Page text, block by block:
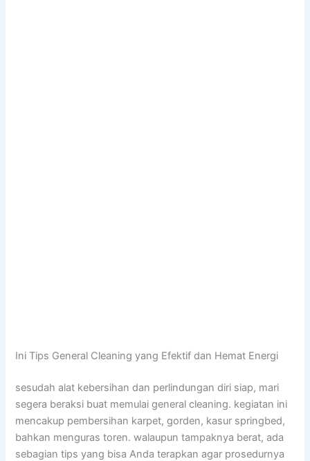
Ini Tips General Cleaning yang Efektif dan Hemat Energi
sesudah alat kebersihan dan perlindungan diri siap, mari
segera beraksi buat memulai general cleaning. kegiatan ini
mencakup pembersihan karpet, gorden, kasur springbed,
bahkan menguras toren. walaupun tampaknya berat, ada
sebagian tips yang bisa Anda terapkan agar prosedurnya